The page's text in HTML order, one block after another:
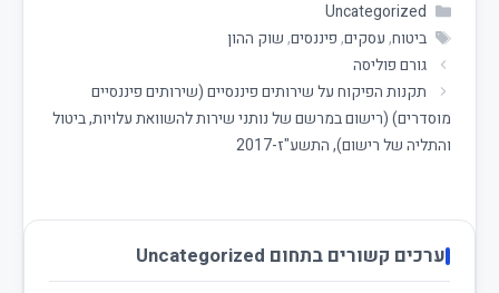
Uncategorized
ביטוח, עסקים, פיננסים, שוק ההון
גורם פוליסה
תקנות הפיקוח על שירותים פיננסיים (שירותים פיננסיים
מוסדרים) (רישום במרשם של נותני שירות להשוואת עלויות, ביטול
והתליה של רישום), התשע"ז-2017
ערכים קשורים בתחום Uncategorized